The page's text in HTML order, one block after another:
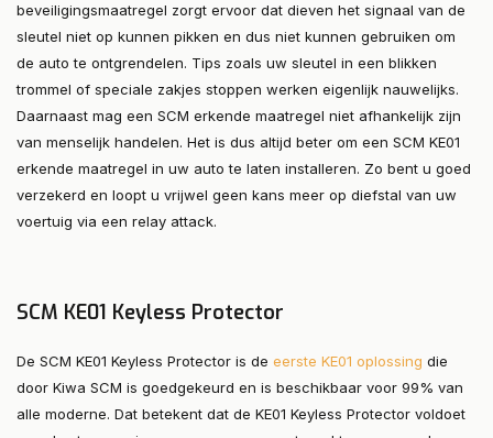
beveiligingsmaatregel zorgt ervoor dat dieven het signaal van de
sleutel niet op kunnen pikken en dus niet kunnen gebruiken om
de auto te ontgrendelen. Tips zoals uw sleutel in een blikken
trommel of speciale zakjes stoppen werken eigenlijk nauwelijks.
Daarnaast mag een SCM erkende maatregel niet afhankelijk zijn
van menselijk handelen. Het is dus altijd beter om een SCM KE01
erkende maatregel in uw auto te laten installeren. Zo bent u goed
verzekerd en loopt u vrijwel geen kans meer op diefstal van uw
voertuig via een relay attack.
SCM KE01 Keyless Protector
De SCM KE01 Keyless Protector is de eerste KE01 oplossing die
door Kiwa SCM is goedgekeurd en is beschikbaar voor 99% van
alle moderne. Dat betekent dat de KE01 Keyless Protector voldoet